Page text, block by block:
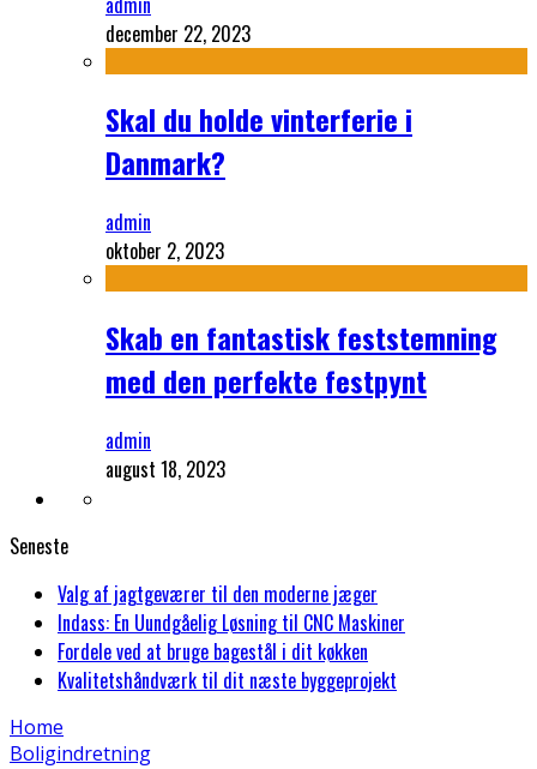
december 22, 2023
Skal du holde vinterferie i
Danmark?
admin
oktober 2, 2023
Skab en fantastisk feststemning
med den perfekte festpynt
admin
august 18, 2023
Seneste
Valg af jagtgeværer til den moderne jæger
Indass: En Uundgåelig Løsning til CNC Maskiner
Fordele ved at bruge bagestål i dit køkken
Kvalitetshåndværk til dit næste byggeprojekt
Home
Boligindretning